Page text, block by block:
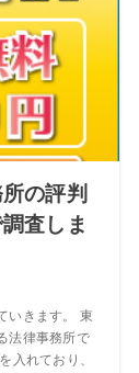
の評判
査しま
いきます。 東
法律事務所で
入れており、